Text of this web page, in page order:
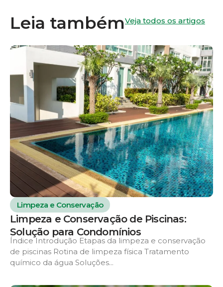
Leia tambémVeja todos os artigos
Limpeza e Conservação
Limpeza e Conservação de Piscinas:
Solução para Condomínios
Índice Introdução Etapas da limpeza e conservação
de piscinas Rotina de limpeza física Tratamento
químico da água Soluções...